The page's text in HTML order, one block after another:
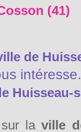
(41)
de
intéresse.
Huisseau-
sur laville